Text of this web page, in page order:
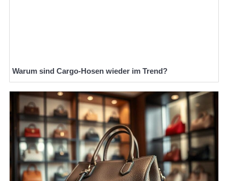
Warum sind Cargo-Hosen wieder im Trend?